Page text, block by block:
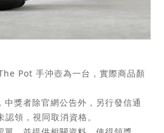
Pot 手沖壺為一台，實際商品顏
獎者除官網公告外，另行發信通
領，視同取消資格。